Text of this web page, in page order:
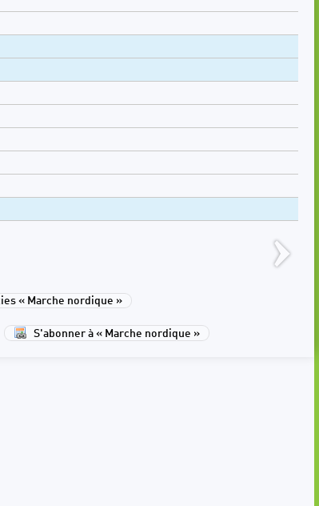
« Marche nordique »
S'abonner à « Marche nordique »